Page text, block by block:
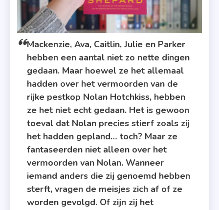
Mackenzie, Ava, Caitlin, Julie en Parker
hebben een aantal niet zo nette dingen
gedaan. Maar hoewel ze het allemaal
hadden over het vermoorden van de
rijke pestkop Nolan Hotchkiss, hebben
ze het niet echt gedaan. Het is gewoon
toeval dat Nolan precies stierf zoals zij
het hadden gepland… toch? Maar ze
fantaseerden niet alleen over het
vermoorden van Nolan. Wanneer
iemand anders die zij genoemd hebben
sterft, vragen de meisjes zich af of ze
worden gevolgd. Of zijn zij het